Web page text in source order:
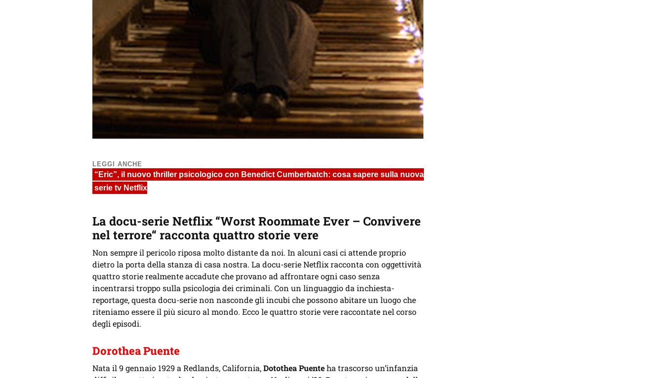
LEGGI ANCHE
“Eric”, il nuovo thriller psicologico con Benedict Cumberbatch: cosa sapere sulla nuova
serie tv Netflix
La docu-serie Netflix “Worst Roommate Ever – Convivere
nel terrore“ racconta quattro storie vere
Non sempre il pericolo riposa molto distante da noi. In alcuni casi ci attende proprio
dietro la porta della stanza di casa nostra. La docu-serie Netflix racconta con oggettività
quattro storie realmente accadute che provano ad affrontare ogni caso senza
incentrarsi troppo sulla psicologia dei criminali. Con un linguaggio da inchiesta-
reportage, questa docu-serie non nasconde gli incubi che possono abitare un luogo che
riteniamo essere il più sicuro al mondo. Ecco le quattro storie vere raccontate nel corso
degli episodi.
Dorothea Puente
Nata il 9 gennaio 1929 a Redlands, California,Dotothea Puenteha trascorso un’infanzia